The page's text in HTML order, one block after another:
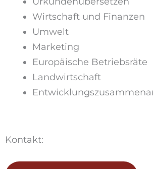
Wirtschaft und Finanzen
Umwelt
Marketing
Europäische Betriebsräte
Landwirtschaft
Kontakt: